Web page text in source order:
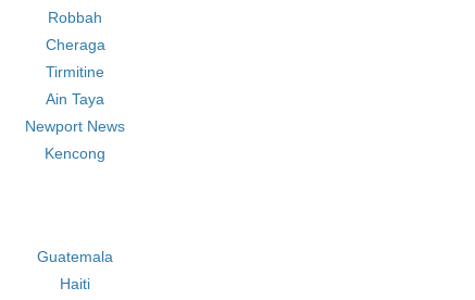
Robbah
Cheraga
Tirmitine
Ain Taya
Newport News
Kencong
Guatemala
Haiti